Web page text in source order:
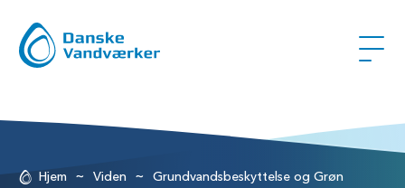
Hjem ~ Viden ~ Grundvandsbeskyttelse og Grøn